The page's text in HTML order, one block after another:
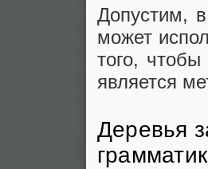
Допустим,
может
того,
является
Деревья